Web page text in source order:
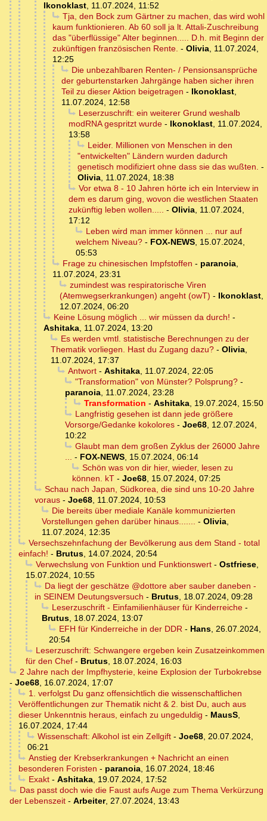
Ikonoklast, 11.07.2024, 11:52
Tja, den Bock zum Gärtner zu machen, das wird wohl
kaum funktionieren. Ab 60 soll ja lt. Attali-Zuschreibung
das "überflüssige" Alter beginnen..... D.h. mit Beginn der
zukünftigen französischen Rente. - Olivia, 11.07.2024,
12:25
Die unbezahlbaren Renten- / Pensionsansprüche
der geburtenstarken Jahrgänge haben sicher ihren
Teil zu dieser Aktion beigetragen - Ikonoklast,
11.07.2024, 12:58
Leserzuschrift: ein weiterer Grund weshalb
modRNA gespritzt wurde - Ikonoklast, 11.07.2024,
13:58
Leider. Millionen von Menschen in den
"entwickelten" Ländern wurden dadurch
genetisch modifiziert ohne dass sie das wußten. -
Olivia, 11.07.2024, 18:38
Vor etwa 8 - 10 Jahren hörte ich ein Interview in
dem es darum ging, wovon die westlichen Staaten
zukünftig leben wollen..... - Olivia, 11.07.2024,
17:12
Leben wird man immer können ... nur auf
welchem Niveau? - FOX-NEWS, 15.07.2024,
05:53
Frage zu chinesischen Impfstoffen - paranoia,
11.07.2024, 23:31
zumindest was respiratorische Viren
(Atemwegserkrankungen) angeht (owT) - Ikonoklast,
12.07.2024, 06:20
Keine Lösung möglich ... wir müssen da durch! -
Ashitaka, 11.07.2024, 13:20
Es werden vmtl. statistische Berechnungen zu der
Thematik vorliegen. Hast du Zugang dazu? - Olivia,
11.07.2024, 17:37
Antwort- Ashitaka, 11.07.2024, 22:05
"Transformation" von Münster? Polsprung?-
paranoia, 11.07.2024, 23:28
Transformation - Ashitaka, 19.07.2024, 15:50
Langfristig gesehen ist dann jede größere
Vorsorge/Gedanke kokolores - Joe68, 12.07.2024,
10:22
Glaubt man dem großen Zyklus der 26000 Jahre
... - FOX-NEWS, 15.07.2024, 06:14
Schön was von dir hier, wieder, lesen zu
können. kT - Joe68, 15.07.2024, 07:25
Schau nach Japan, Südkorea, die sind uns 10-20 Jahre
voraus - Joe68, 11.07.2024, 10:53
Die bereits über mediale Kanäle kommunizierten
Vorstellungen gehen darüber hinaus....... - Olivia,
11.07.2024, 12:35
Versechszehnfachung der Bevölkerung aus dem Stand - total
einfach! - Brutus, 14.07.2024, 20:54
Verwechslung von Funktion und Funktionswert- Ostfriese,
15.07.2024, 10:55
Da liegt der geschätze @dottore aber sauber daneben -
in SEINEM Deutungsversuch - Brutus, 18.07.2024, 09:28
Leserzuschrift - Einfamilienhäuser für Kinderreiche-
Brutus, 18.07.2024, 13:07
EFH für Kinderreiche in der DDR- Hans, 26.07.2024,
20:54
Leserzuschrift: Schwangere ergeben kein Zusatzeinkommen
für den Chef - Brutus, 18.07.2024, 16:03
2 Jahre nach der Impfhysterie, keine Explosion der Turbokrebse
- Joe68, 16.07.2024, 17:07
1. verfolgst Du ganz offensichtlich die wissenschaftlichen
Veröffentlichungen zur Thematik nicht & 2. bist Du, auch aus
dieser Unkenntnis heraus, einfach zu ungeduldig - MausS,
16.07.2024, 17:44
Wissenschaft: Alkohol ist ein Zellgift- Joe68, 20.07.2024,
06:21
Anstieg der Krebserkrankungen + Nachricht an einen
besonderen Foristen - paranoia, 16.07.2024, 18:46
Exakt- Ashitaka, 19.07.2024, 17:52
Das passt doch wie die Faust aufs Auge zum Thema Verkürzung
der Lebenszeit - Arbeiter, 27.07.2024, 13:43